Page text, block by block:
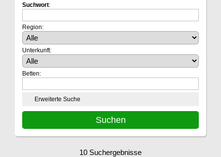
Suchwort:
Region:
Unterkunft:
Betten:
Erweiterte Suche
10 Suchergebnisse